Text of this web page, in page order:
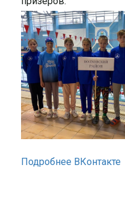
Подробнее ВКонтакте